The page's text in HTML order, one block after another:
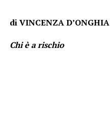
di VINCENZA D’ONGHIA
Chi è a rischio